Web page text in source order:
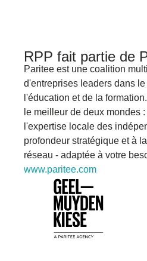
RPP fait partie de
Paritee est une coalition
d'entreprises leaders dans
l'éducation et de la formation.
le meilleur de deux mondes
l'expertise locale des
profondeur stratégique et à la
réseau - adaptée à votre
www.paritee.com